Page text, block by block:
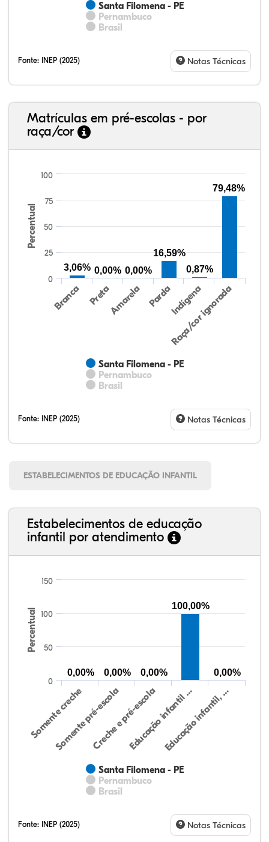
Santa Filomena - PE
Pernambuco
Brasil
Fonte: INEP (2025) Notas Técnicas
Matrículas em pré-escolas - por
raça/cor
Percentual
Santa Filomena - PE
Pernambuco
Brasil
Branca PretaAmarela PardaIndígena
Raça/cor ignorada
0
25
50
75
100
3,06% 0,00% 0,00%
16,59%
0,87%
79,48%
Fonte: INEP (2025) Notas Técnicas
ESTABELECIMENTOS DE EDUCAÇÃO INFANTIL
Estabelecimentos de educação
infantil por atendimento
Percentual
Santa Filomena - PE
Pernambuco
Brasil
Somente creche
Somente pré-escolaCreche e pré-escolaEducação infantil …
Educação infantil, …
0
50
100
150
0,00% 0,00% 0,00%
100,00%
0,00%
Fonte: INEP (2025) Notas Técnicas
20,43%
2,48%
0,00%
72,61%
1,14%
3,35%
38,40%
3,47%
0,13%
50,15%
2,37%
5,48%